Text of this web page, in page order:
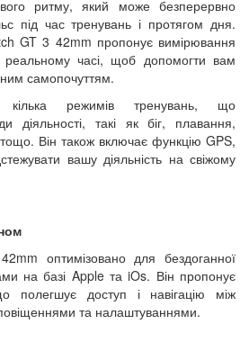
ритму, який може безперервно
під час тренувань і протягом дня.
GT 3 42mm пропонує вимірювання
реальному часі, щоб допомогти вам
самопочуттям.
кілька режимів тренувань, що
діяльності, такі як біг, плавання,
Він також включає функцію GPS,
вашу діяльність на свіжому
оптимізовано для бездоганної
на базі Apple та iOs. Він пропонує
полегшує доступ і навігацію між
та налаштуваннями.